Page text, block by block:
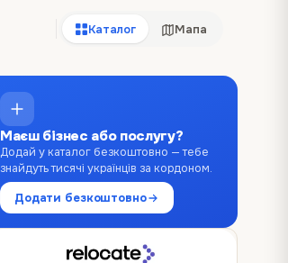
Каталог Мапа
Маєш бізнес або послугу?
Додай у каталог безкоштовно — тебе
знайдуть тисячі українців за кордоном.
Додати безкоштовно